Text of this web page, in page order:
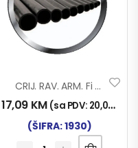
CRIJ. RAV. ARM. Fi 35×1000
17,09 KM (sa PDV: 20,00
(ŠIFRA: 1930)